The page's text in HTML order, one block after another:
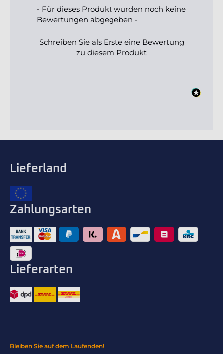
- Für dieses Produkt wurden noch keine
Bewertungen abgegeben -
Schreiben Sie als Erste eine Bewertung
zu diesem Produkt
Lieferland
Zahlungsarten
Lieferarten
Bleiben Sie auf dem Laufenden!